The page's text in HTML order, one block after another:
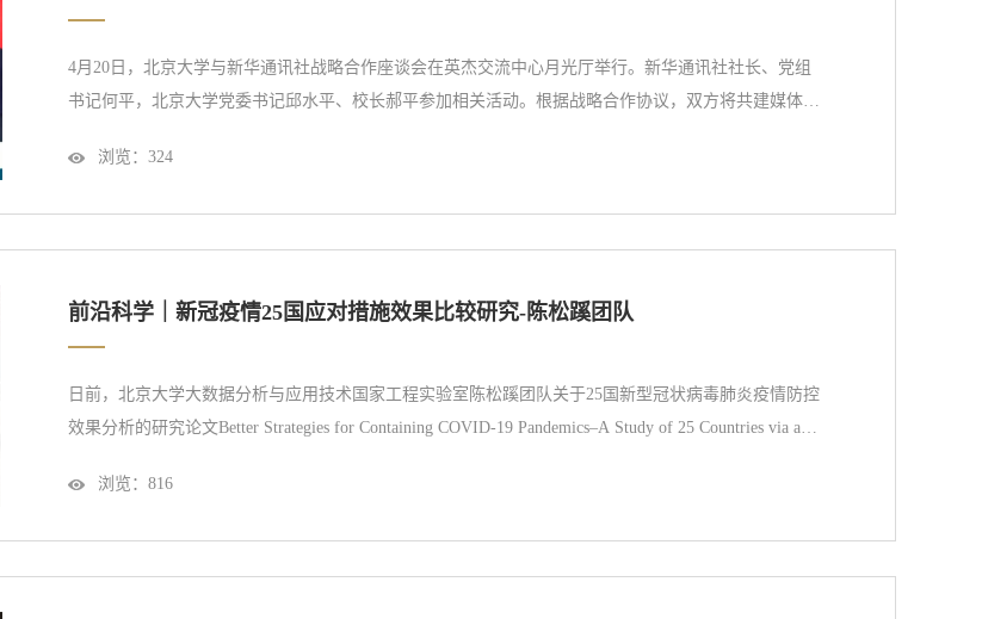
4月20日，北京大学与新华通讯社战略合作座谈会在英杰交流中心月光厅举行。新华通讯社社长、党组
书记何平，北京大学党委书记邱水平、校长郝平参加相关活动。根据战略合作协议，双方将共建媒体融
多方面展开长期紧密的战略合作。北京大学副校长王博主持座谈会和签约仪式。4月20日，新华社社
浏览： 324
前沿科学｜新冠疫情25国应对措施效果比较研究-陈松蹊团队
日前，北京大学大数据分析与应用技术国家工程实验室陈松蹊团队关于25国新型冠状病毒肺炎疫情防控
效果分析的研究论文Better Strategies for Containing COVID-19 Pandemics–A Study of 25 Countries via a
的最严重的传染病大流行，新冠肺炎给全球公共卫生体系和经济发展带来了重大的影响和严峻的考验。
浏览： 816